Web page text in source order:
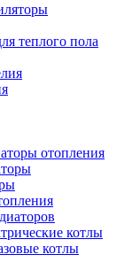
теплого пола
отопления
котлы
котлы